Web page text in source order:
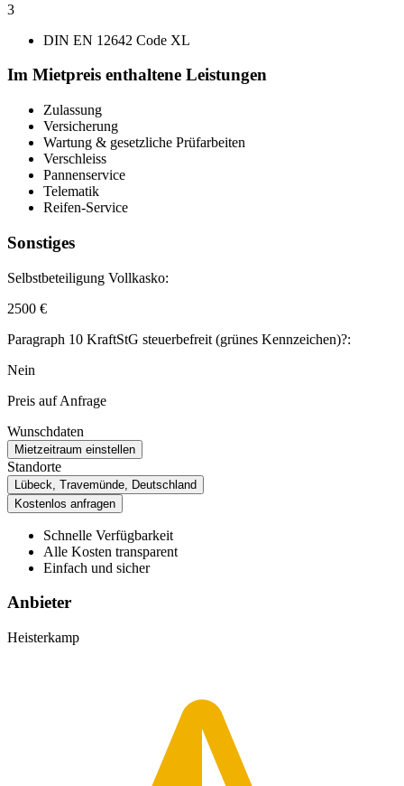
3
DIN EN 12642 Code XL
Im Mietpreis enthaltene Leistungen
Zulassung
Versicherung
Wartung & gesetzliche Prüfarbeiten
Verschleiss
Pannenservice
Telematik
Reifen-Service
Sonstiges
Selbstbeteiligung Vollkasko:
2500 €
Paragraph 10 KraftStG steuerbefreit (grünes Kennzeichen)?:
Nein
Preis auf Anfrage
Wunschdaten
Mietzeitraum einstellen
Standorte
Lübeck, Travemünde, Deutschland
Kostenlos anfragen
Schnelle Verfügbarkeit
Alle Kosten transparent
Einfach und sicher
Anbieter
Heisterkamp